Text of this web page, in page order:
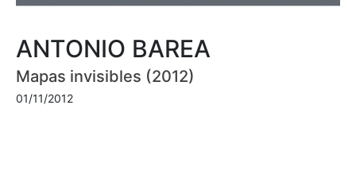
ANTONIO BAREA
Mapas invisibles (2012)
01/11/2012